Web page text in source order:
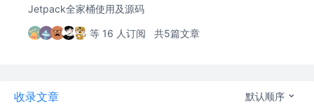
Jetpack全家桶使用及源码
等 16 人订阅 共5篇文章
收录文章 默认顺序